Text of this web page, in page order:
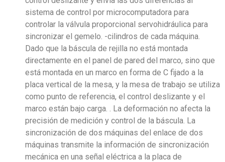
sistema de control por microcomputadora para
controlar la válvula proporcional servohidráulica para
sincronizar el gemelo. -cilindros de cada máquina.
Dado que la báscula de rejilla no está montada
directamente en el panel de pared del marco, sino que
está montada en un marco en forma de C fijado a la
placa vertical de la mesa, y la mesa de trabajo se utiliza
como punto de referencia, el control deslizante y el
marco están bajo carga. . La deformación no afecta la
precisión de medición y control de la báscula. La
sincronización de dos máquinas del enlace de dos
máquinas transmite la información de sincronización
mecánica en una señal eléctrica a la placa de